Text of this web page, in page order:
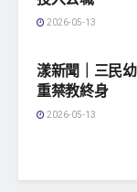
2026-05-13
漾新聞｜三民
重禁教終身
2026-05-13